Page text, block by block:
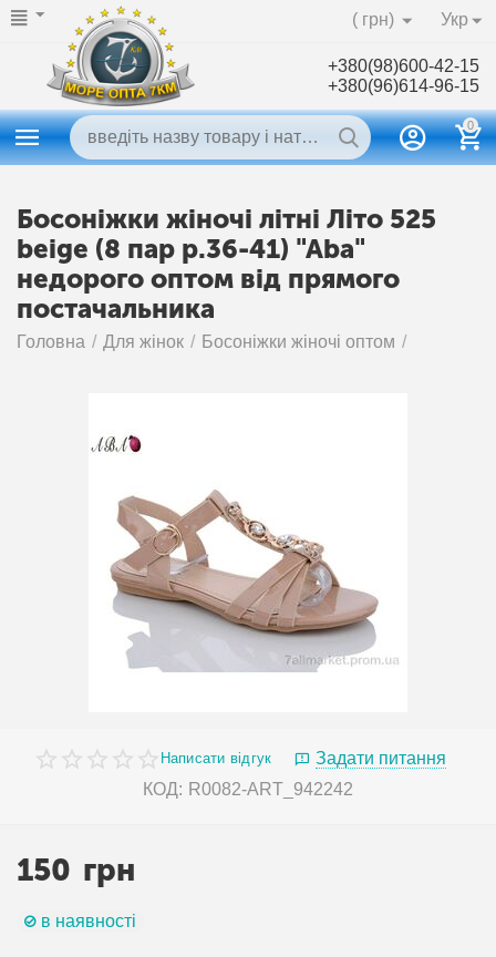
Укр
( грн)
+380(98)600-42-15
+380(96)614-96-15
0
Босоніжки жіночі літні Літо 525
beige (8 пар р.36-41) "Aba"
недорого оптом від прямого
постачальника
Головна / Для жінок / Босоніжки жіночі оптом /
Написати відгук
Задати питання
КОД: R0082-ART_942242
150 грн
в наявності